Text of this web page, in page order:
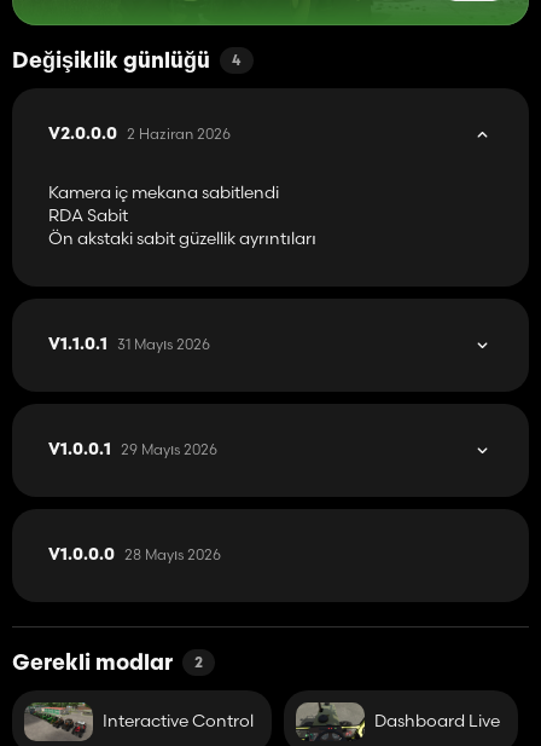
Değişiklik günlüğü 4
V2.0.0.0 2 Haziran 2026
Kamera iç mekana sabitlendi
RDA Sabit
Ön akstaki sabit güzellik ayrıntıları
V1.1.0.1 31 Mayıs 2026
V1.0.0.1 29 Mayıs 2026
V1.0.0.0 28 Mayıs 2026
Gerekli modlar 2
Interactive Control Dashboard Live